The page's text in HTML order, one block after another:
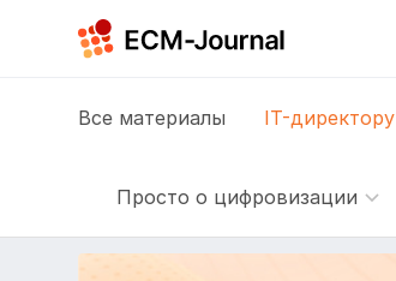
Все материалы IT-директору
Просто о цифровизации